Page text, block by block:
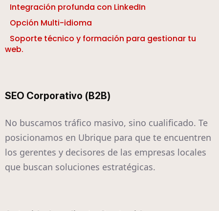
Integración profunda con LinkedIn
Opción Multi-idioma
Soporte técnico y formación para gestionar tu
web.
SEO Corporativo (B2B)
No buscamos tráfico masivo, sino cualificado. Te
posicionamos en Ubrique para que te encuentren
los gerentes y decisores de las empresas locales
que buscan soluciones estratégicas.